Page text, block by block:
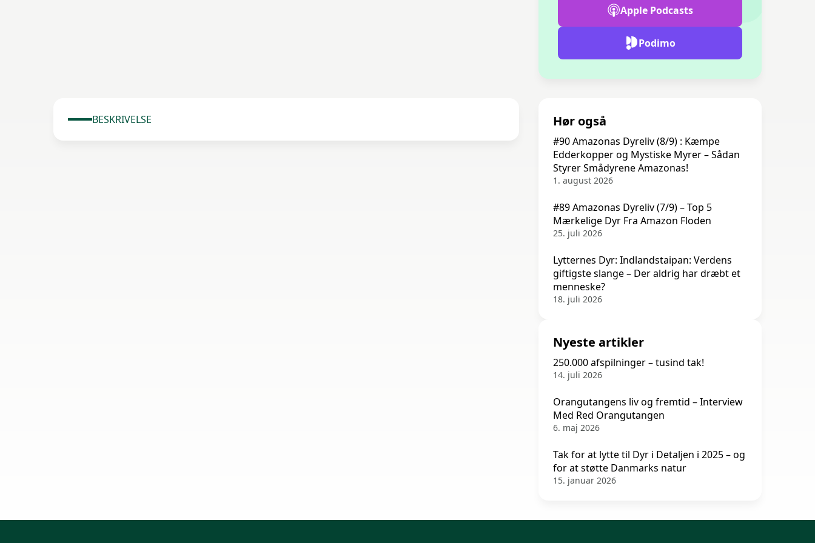
Apple Podcasts
Podimo
BESKRIVELSE Hør også
#90 Amazonas Dyreliv (8/9) : Kæmpe
Edderkopper og Mystiske Myrer – Sådan
Styrer Smådyrene Amazonas!
1. august 2026
#89 Amazonas Dyreliv (7/9) – Top 5
Mærkelige Dyr Fra Amazon Floden
25. juli 2026
Lytternes Dyr: Indlandstaipan: Verdens
giftigste slange – Der aldrig har dræbt et
menneske?
18. juli 2026
Nyeste artikler
250.000 afspilninger – tusind tak!
14. juli 2026
Orangutangens liv og fremtid – Interview
Med Red Orangutangen
6. maj 2026
Tak for at lytte til Dyr i Detaljen i 2025 – og
for at støtte Danmarks natur
15. januar 2026